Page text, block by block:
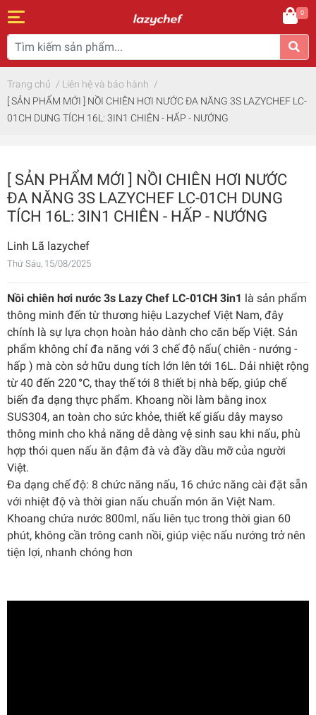
0
Trang chủ / Liên hệ và bảo hành /
[ SẢN PHẨM MỚI ] NỒI CHIÊN HƠI NƯỚC ĐA NĂNG 3S LAZYCHEF LC-
01CH DUNG TÍCH 16L: 3IN1 CHIÊN - HẤP - NƯỚNG
[ SẢN PHẨM MỚI ] NỒI CHIÊN HƠI NƯỚC
ĐA NĂNG 3S LAZYCHEF LC-01CH DUNG
TÍCH 16L: 3IN1 CHIÊN - HẤP - NƯỚNG
Linh Lã lazychef
Thứ Sáu, 15/08/2025
Nồi chiên hơi nước 3s Lazy Chef LC-01CH 3in1 là sản phẩm
thông minh đến từ thương hiệu Lazychef Việt Nam, đây
chính là sự lựa chọn hoàn hảo dành cho căn bếp Việt. Sản
phẩm không chỉ đa năng với 3 chế độ nấu( chiên - nướng -
hấp ) mà còn sở hữu dung tích lớn lên tới 16L. Dải nhiệt rộng
từ 40 đến 220 °C, thay thế tới 8 thiết bị nhà bếp, giúp chế
biến đa dạng thực phẩm. Khoang nồi làm bằng inox
SUS304, an toàn cho sức khỏe, thiết kế giấu dây mayso
thông minh cho khả năng dễ dàng vệ sinh sau khi nấu, phù
hợp thói quen nấu ăn đậm đà và đầy dầu mỡ của người
Việt.
Đa dạng chế độ: 8 chức năng nấu, 16 chức năng cài đặt sẵn
với nhiệt độ và thời gian nấu chuẩn món ăn Việt Nam.
Khoang chứa nước 800ml, nấu liên tục trong thời gian 60
phút, không cần trông canh nồi, giúp việc nấu nướng trở nên
tiện lợi, nhanh chóng hơn